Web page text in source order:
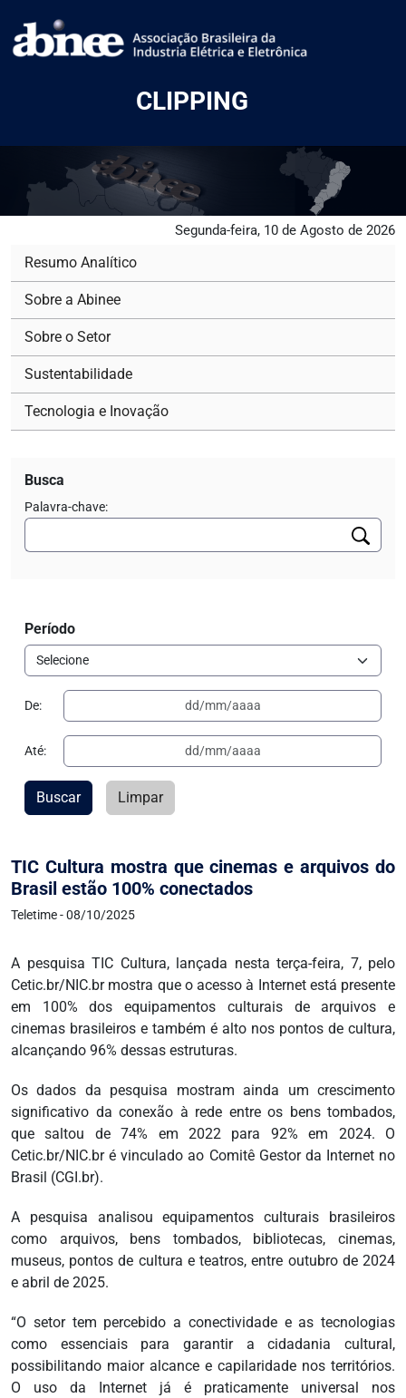
CLIPPING
Segunda-feira, 10 de Agosto de 2026
TIC Cultura mostra que cinemas e arquivos do
Brasil estão 100% conectados
Teletime - 08/10/2025
A pesquisa TIC Cultura, lançada nesta terça-feira, 7, pelo
Cetic.br/NIC.br mostra que o acesso à Internet está presente
em 100% dos equipamentos culturais de arquivos e
cinemas brasileiros e também é alto nos pontos de cultura,
alcançando 96% dessas estruturas.
Os dados da pesquisa mostram ainda um crescimento
significativo da conexão à rede entre os bens tombados,
que saltou de 74% em 2022 para 92% em 2024. O
Cetic.br/NIC.br é vinculado ao Comitê Gestor da Internet no
Brasil (CGI.br).
A pesquisa analisou equipamentos culturais brasileiros
como arquivos, bens tombados, bibliotecas, cinemas,
museus, pontos de cultura e teatros, entre outubro de 2024
e abril de 2025.
“O setor tem percebido a conectividade e as tecnologias
como essenciais para garantir a cidadania cultural,
possibilitando maior alcance e capilaridade nos territórios.
O uso da Internet já é praticamente universal nos
Resumo Analítico
Sobre a Abinee
Sobre o Setor
Sustentabilidade
Tecnologia e Inovação
Busca
Palavra-chave:
Período
De:
Até:
Buscar Limpar